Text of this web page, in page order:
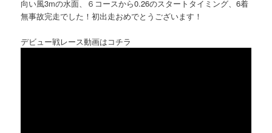
向い風3mの水面、６コースから0.26のスタートタイミング、6着
無事故完走でした！初出走おめでとうございます！
デビュー戦レース動画はコチラ